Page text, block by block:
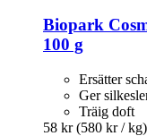
Biopark
100 g
Ersätter
Ger
Träig doft
58 kr (580 kr / kg)